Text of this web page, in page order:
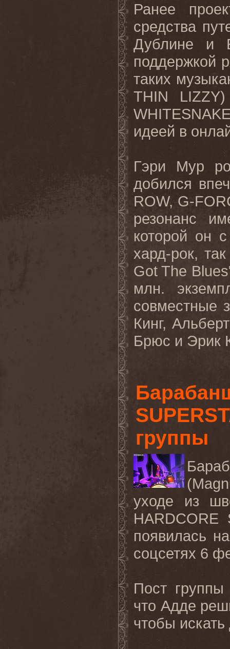
Ранее
средства
Дублине и
поддержкой
таких
THIN
идеей в
Гэри Мур
добился
ROW, G-
резонанс
которой он
хард-рок,
Got The
млн.
совместные
Кинг,
Брюс и Эрик
группы
уходе из
появилась
соцсетях 6
Пост
что Адде
чтобы